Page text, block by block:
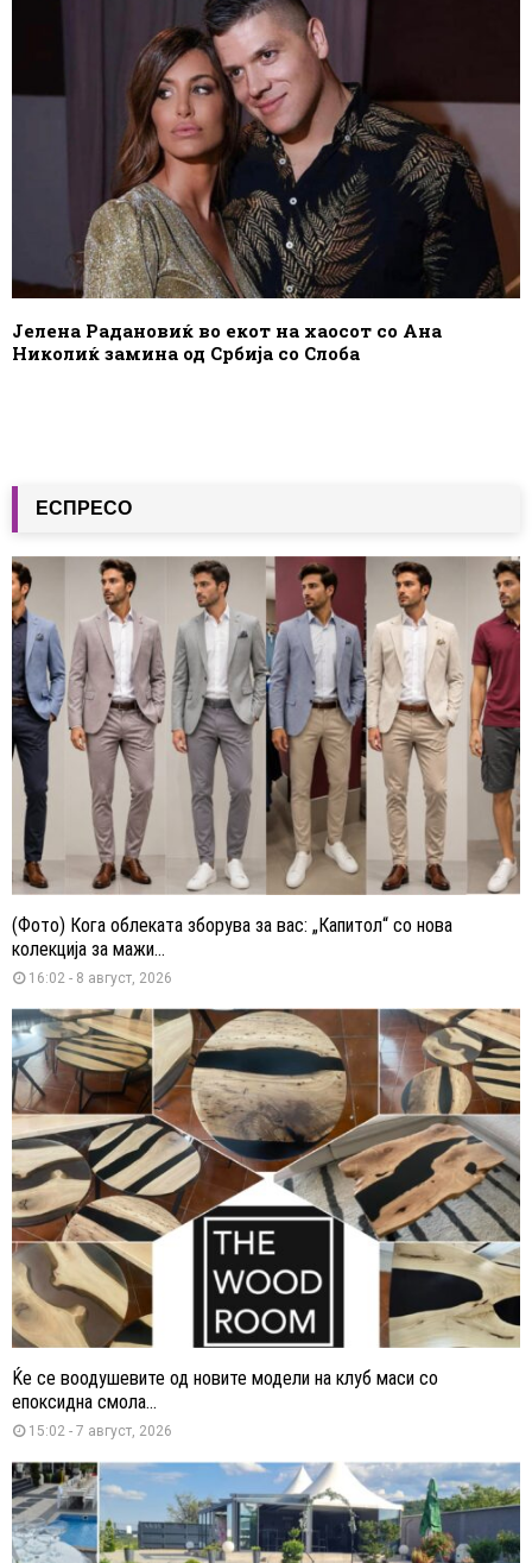
Јелена Радановиќ во екот на хаосот со Ана
Николиќ замина од Србија со Слоба
ЕСПРЕСО
(Фото) Кога облеката зборува за вас: „Капитол“ со нова
колекција за мажи...
16:02 - 8 август, 2026
Ќе се воодушевите од новите модели на клуб маси со
епоксидна смола...
15:02 - 7 август, 2026